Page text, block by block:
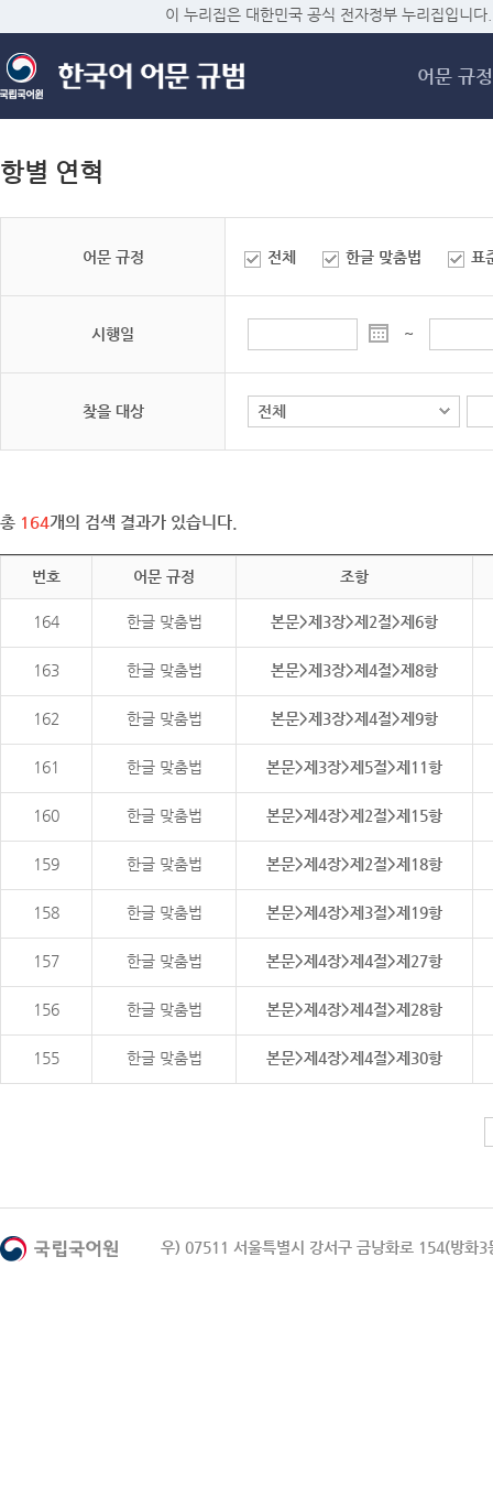
메
이 누리집은 대한민국 공식 전자정부 누리집입니다.
어문 규정
항별 연혁
어문 규정 전체 한글 맞춤법 표
시행일 ~
찾을 대상
총 164개의 검색 결과가 있습니다.
번호 어문 규정 조항
164 한글 맞춤법 본문>제3장>제2절>제6항
163 한글 맞춤법 본문>제3장>제4절>제8항
162 한글 맞춤법 본문>제3장>제4절>제9항
161 한글 맞춤법 본문>제3장>제5절>제11항
160 한글 맞춤법 본문>제4장>제2절>제15항
159 한글 맞춤법 본문>제4장>제2절>제18항
158 한글 맞춤법 본문>제4장>제3절>제19항
157 한글 맞춤법 본문>제4장>제4절>제27항
156 한글 맞춤법 본문>제4장>제4절>제28항
155 한글 맞춤법 본문>제4장>제4절>제30항
우) 07511 서울특별시 강서구 금낭화로 154(방화3